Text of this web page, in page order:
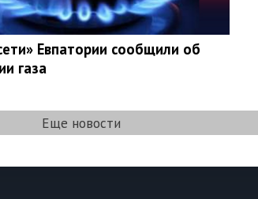
Евпатории сообщили об
газа
Еще новости